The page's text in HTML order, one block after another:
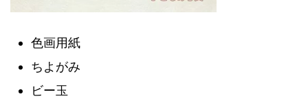
色画用紙
ちよがみ
ビー玉